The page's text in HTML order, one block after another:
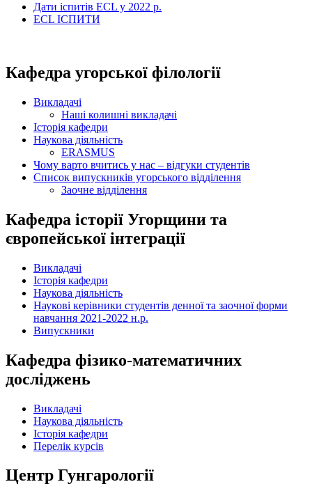
Дати іспитів ECL у 2022 р.
ECL ІСПИТИ
Кафедра угорської філології
Викладачі
Наші колишні викладачі
Історія кафедри
Наукова діяльність
ERASMUS
Чому варто вчитись у нас – відгуки студентів
Список випускників угорського відділення
Заочне відділення
Кафедра історії Угорщини та
європейської інтеграції
Викладачі
Історія кафедри
Наукова діяльність
Наукові керівники студентів денної та заочної форми
навчання 2021-2022 н.р.
Випускники
Кафедра фізико-математичних
досліджень
Викладачі
Наукова діяльність
Історія кафедри
Перелік курсів
Центр Гунгарології